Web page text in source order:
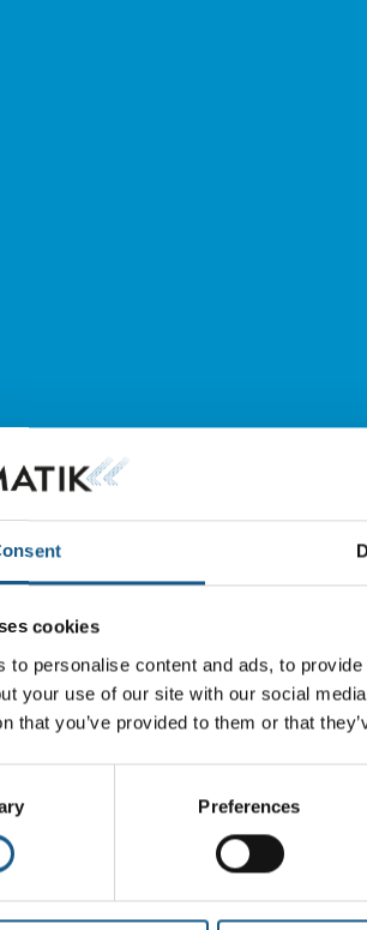
cookies
to personalise content and ads, to
your use of our site with our social
that you’ve provided to them or that
Preferences